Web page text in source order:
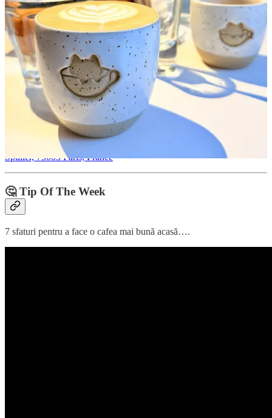
profesional, dedicat comunității iubitorilor de gust și cafea:
CoffeEast - East European Coffee Culture Festival. Ediția a treia se
va desfășura între 20 și 22 martie 2026 la Romexpo.
📍Romexpo - Bulevardul Mărăști, nr. 65-67, București
🗓️ 11 - 13 aprilie
Le Paris Café Festival se va desfășura în perioada 11 - 13 aprilie.
Notează-ți data și stai cu ochii peCoffeelicious: the weekly brew
pentru alte informații despre acest eveniment.
Le Paris Café Festival - Le Carreau du Temple, 4 Rue Eugène
Spuller, 75003 Paris, France
🤔 Tip Of The Week
7 sfaturi pentru a face o cafea mai bună acasă….